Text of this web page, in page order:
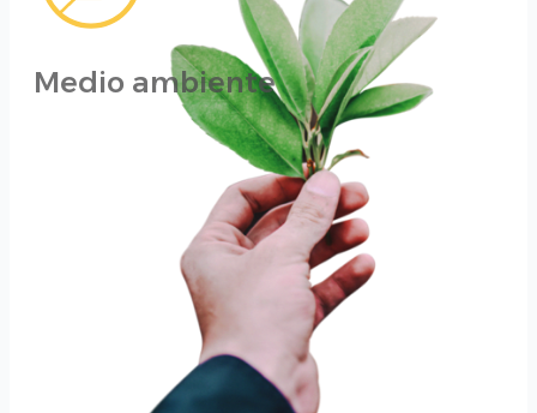
Medio ambiente